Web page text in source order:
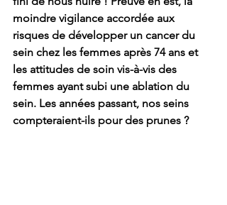
moindre vigilance accordée aux
risques de développer un cancer du
sein chez les femmes après 74 ans et
les attitudes de soin vis-à-vis des
femmes ayant subi une ablation du
sein. Les années passant, nos seins
compteraient-ils pour des prunes ?